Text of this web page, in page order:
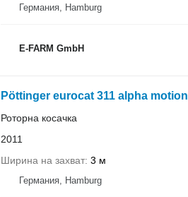
Германия, Hamburg
E-FARM GmbH
Pöttinger eurocat 311 alpha motion
Роторна косачка
2011
Ширина на захват 3 м
Германия, Hamburg